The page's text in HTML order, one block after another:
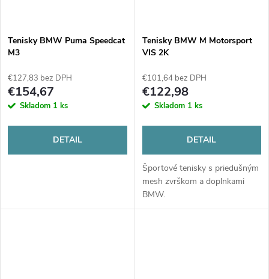
Tenisky BMW Puma Speedcat
M3
€127,83 bez DPH
€154,67
Skladom 1 ks
DETAIL
Tenisky BMW M Motorsport
VIS 2K
€101,64 bez DPH
€122,98
Skladom 1 ks
DETAIL
Športové tenisky s priedušným
mesh zvrškom a doplnkami
BMW.